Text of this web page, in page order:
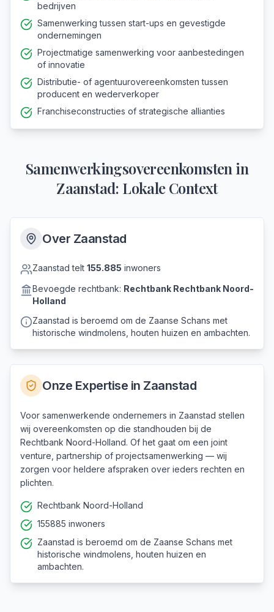
bedrijven
Samenwerking tussen start-ups en gevestigde
ondernemingen
Projectmatige samenwerking voor aanbestedingen
of innovatie
Distributie- of agentuurovereenkomsten tussen
producent en wederverkoper
Franchiseconstructies of strategische allianties
Samenwerkingsovereenkomsten in
Zaanstad: Lokale Context
Over Zaanstad
Zaanstad telt 155.885 inwoners
Bevoegde rechtbank: Rechtbank Rechtbank Noord-
Holland
Zaanstad is beroemd om de Zaanse Schans met
historische windmolens, houten huizen en ambachten.
Onze Expertise in Zaanstad
Voor samenwerkende ondernemers in Zaanstad stellen
wij overeenkomsten op die standhouden bij de
Rechtbank Noord-Holland. Of het gaat om een joint
venture, partnership of projectsamenwerking — wij
zorgen voor heldere afspraken over ieders rechten en
plichten.
Rechtbank Noord-Holland
155885 inwoners
Zaanstad is beroemd om de Zaanse Schans met
historische windmolens, houten huizen en
ambachten.